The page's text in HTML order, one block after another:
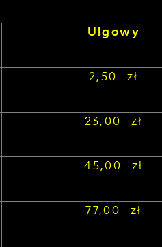
Ulgowy
2,50 zł
23,00 zł
45,00 zł
77,00 zł